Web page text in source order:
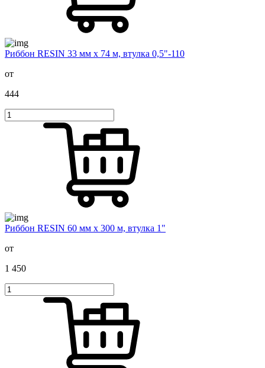
Риббон RESIN 33 мм х 74 м, втулка 0,5"-110
от
444
Риббон RESIN 60 мм х 300 м, втулка 1"
от
1 450